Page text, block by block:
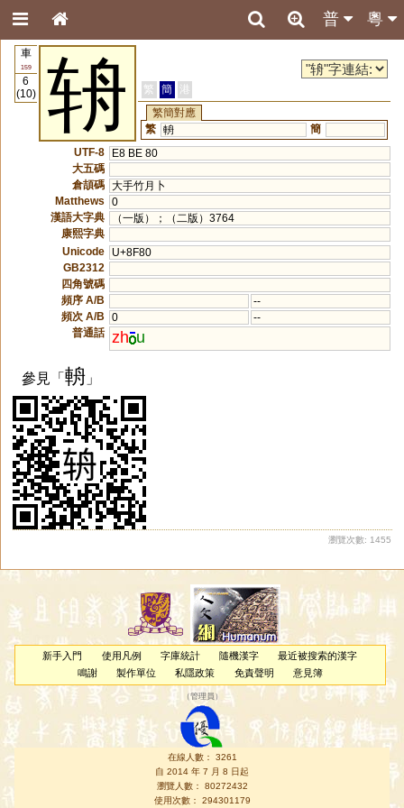
粵
普
車
159
6
(10)
辀 繁 簡
港
繁簡對應
繁 輈
簡
UTF-8
E8 BE 80
大五碼
倉頡碼 大手竹月卜
Matthews
0
漢語大字典
（一版）；（二版）3764
康熙字典
Unicode
U+8F80
GB2312
四角號碼
頻序 A/B
--
頻次 A/B
0
--
普通話 zh u
參見「輈」
瀏覽次數: 1455
新手入門 使用凡例 字庫統計 隨機漢字
最近被搜索的漢字
鳴謝
製作單位 私隱政策 免責聲明 意見簿
（管理員 ）
在線人數： 3261
自 2014 年 7 月 8 日起
瀏覽人數： 80272432
使用次數： 294301179